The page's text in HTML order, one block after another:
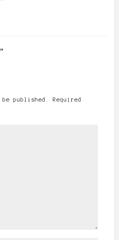
published. Required